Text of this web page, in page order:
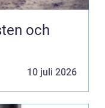
och
10 juli 2026